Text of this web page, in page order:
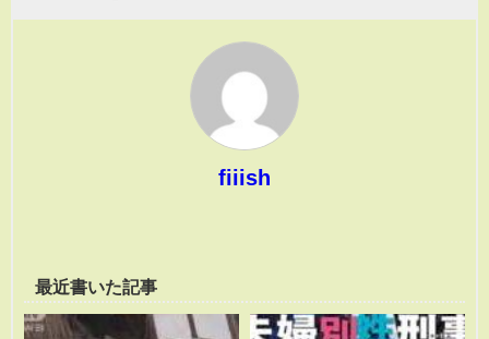
fiiish
最近書いた記事